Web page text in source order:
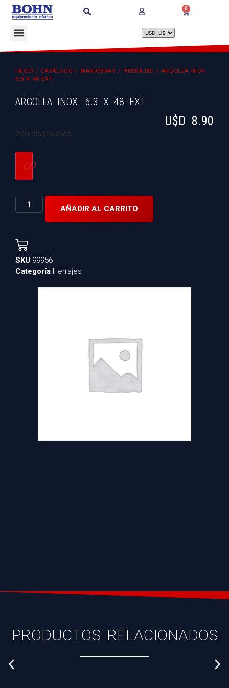
0
INICIO / CATÁLOGO / MANIOBRAS / HERRAJES / ARGOLLA INOX.
6.3 X 48 EXT.
ARGOLLA INOX. 6.3 X 48 EXT.
U$D 8.90
200 disponibles
AÑADIR AL CARRITO
SKU 99956
Categoría Herrajes
PRODUCTOS RELACIONADOS